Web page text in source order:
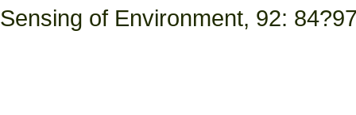
Sensing of Environment, 92: